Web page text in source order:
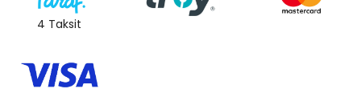
4 Taksit